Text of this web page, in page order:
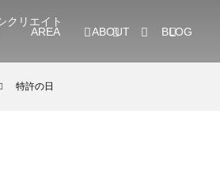
AREA ABOUT BLOG
特許の日